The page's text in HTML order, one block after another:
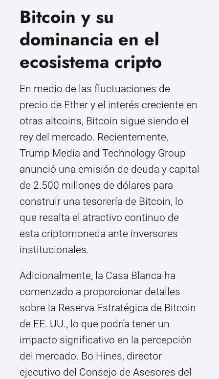
Bitcoin y su
dominancia en el
ecosistema cripto
En medio de las fluctuaciones de
precio de Ether y el interés creciente en
otras altcoins, Bitcoin sigue siendo el
rey del mercado. Recientemente,
Trump Media and Technology Group
anunció una emisión de deuda y capital
de 2.500 millones de dólares para
construir una tesorería de Bitcoin, lo
que resalta el atractivo continuo de
esta criptomoneda ante inversores
institucionales.
Adicionalmente, la Casa Blanca ha
comenzado a proporcionar detalles
sobre la Reserva Estratégica de Bitcoin
de EE. UU., lo que podría tener un
impacto significativo en la percepción
del mercado. Bo Hines, director
ejecutivo del Consejo de Asesores del